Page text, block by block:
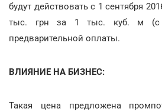
будут действовать с 1 сентября
тыс. грн за 1 тыс. куб. м (с
предварительной оплаты.
ВЛИЯНИЕ НА БИЗНЕС:
Такая цена предложена